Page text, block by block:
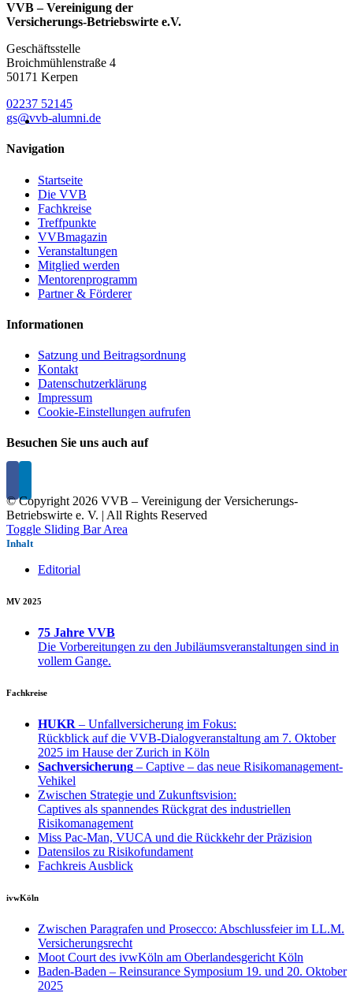
VVB – Vereinigung der
Versicherungs-Betriebswirte e.V.
Geschäftsstelle
Broichmühlenstraße 4
50171 Kerpen
02237 52145
gs@vvb-alumni.de
Navigation
Startseite
Die VVB
Fachkreise
Treffpunkte
VVBmagazin
Veranstaltungen
Mitglied werden
Mentorenprogramm
Partner & Förderer
Informationen
Satzung und Beitragsordnung
Kontakt
Datenschutzerklärung
Impressum
Cookie-Einstellungen aufrufen
Besuchen Sie uns auch auf
© Copyright 2026 VVB – Vereinigung der Versicherungs-
Betriebswirte e. V. | All Rights Reserved
Toggle Sliding Bar Area
Inhalt
Editorial
MV 2025
75 Jahre VVB
Die Vorbereitungen zu den Jubiläumsveranstaltungen sind in
vollem Gange.
Fachkreise
HUKR – Unfallversicherung im Fokus:
Rückblick auf die VVB-Dialogveranstaltung am 7. Oktober
2025 im Hause der Zurich in Köln
Sachversicherung – Captive – das neue Risikomanagement-
Vehikel
Zwischen Strategie und Zukunftsvision:
Captives als spannendes Rückgrat des industriellen
Risikomanagement
Miss Pac-Man, VUCA und die Rückkehr der Präzision
Datensilos zu Risikofundament
Fachkreis Ausblick
ivwKöln
Zwischen Paragrafen und Prosecco: Abschlussfeier im LL.M.
Versicherungsrecht
Moot Court des ivwKöln am Oberlandesgericht Köln
Baden-Baden – Reinsurance Symposium 19. und 20. Oktober
2025